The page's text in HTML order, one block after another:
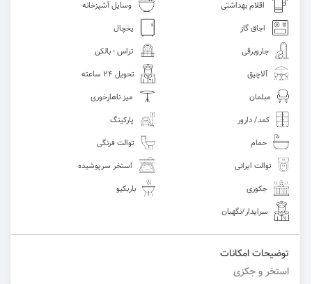
اقلام بهداشتی
وسایل آشپزخانه
اجاق گاز
یخچال
جاروبرقی
تراس - بالکن
آلاچیق
تحویل 24 ساعته
مبلمان
میز ناهارخوری
کمد/ دارور
پارکینگ
حمام
توالت فرنگی
توالت ایرانی
استخر سرپوشیده
جکوزی
باربکیو
سرایدار/نگهبان
توضیحات امکانات
استخر و جکزی